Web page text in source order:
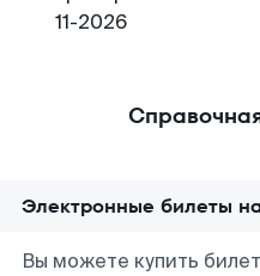
11-2026
Электронные билеты
Вы можете купить